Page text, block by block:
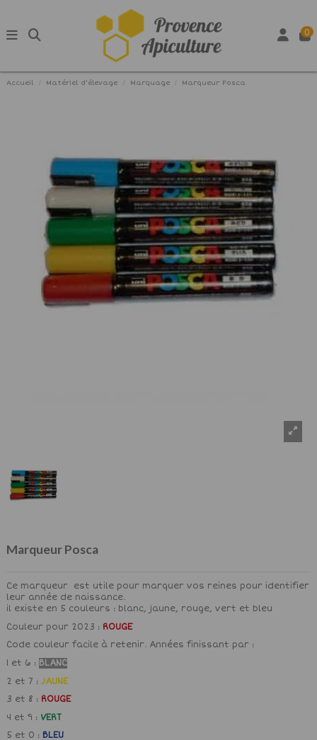
0
Accueil Matériel d'élevage Marquage Marqueur Posca
Marqueur Posca
Ce marqueur est utile pour marquer vos reines pour identifier
leur année de naissance.
il existe en 5 couleurs : blanc, jaune, rouge, vert et bleu
Couleur pour 2023 : ROUGE
Code couleur facile à retenir. Années finissant par :
1 et 6 : BLANC
2 et 7 : JAUNE
3 et 8 : ROUGE
4 et 9 : VERT
5 et 0 : BLEU